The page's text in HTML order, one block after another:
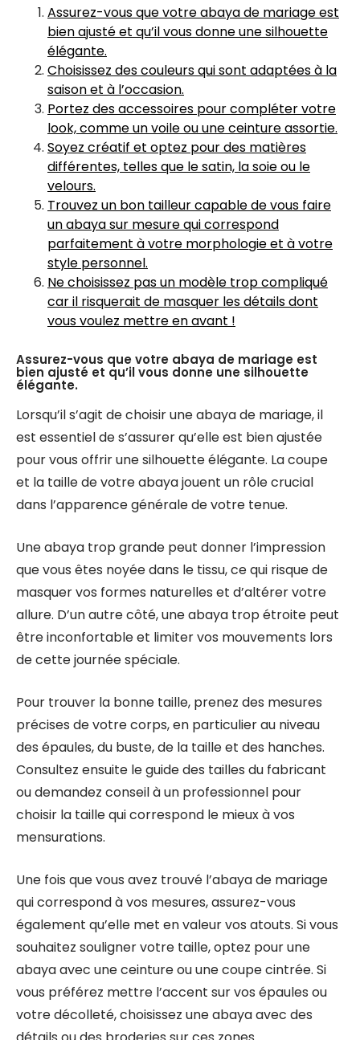
Assurez-vous que votre abaya de mariage est
bien ajusté et qu’il vous donne une silhouette
élégante.
Choisissez des couleurs qui sont adaptées à la
saison et à l’occasion.
Portez des accessoires pour compléter votre
look, comme un voile ou une ceinture assortie.
Soyez créatif et optez pour des matières
différentes, telles que le satin, la soie ou le
velours.
Trouvez un bon tailleur capable de vous faire
un abaya sur mesure qui correspond
parfaitement à votre morphologie et à votre
style personnel.
Ne choisissez pas un modèle trop compliqué
car il risquerait de masquer les détails dont
vous voulez mettre en avant !
Assurez-vous que votre abaya de mariage est
bien ajusté et qu’il vous donne une silhouette
élégante.
Lorsqu’il s’agit de choisir une abaya de mariage, il
est essentiel de s’assurer qu’elle est bien ajustée
pour vous offrir une silhouette élégante. La coupe
et la taille de votre abaya jouent un rôle crucial
dans l’apparence générale de votre tenue.
Une abaya trop grande peut donner l’impression
que vous êtes noyée dans le tissu, ce qui risque de
masquer vos formes naturelles et d’altérer votre
allure. D’un autre côté, une abaya trop étroite peut
être inconfortable et limiter vos mouvements lors
de cette journée spéciale.
Pour trouver la bonne taille, prenez des mesures
précises de votre corps, en particulier au niveau
des épaules, du buste, de la taille et des hanches.
Consultez ensuite le guide des tailles du fabricant
ou demandez conseil à un professionnel pour
choisir la taille qui correspond le mieux à vos
mensurations.
Une fois que vous avez trouvé l’abaya de mariage
qui correspond à vos mesures, assurez-vous
également qu’elle met en valeur vos atouts. Si vous
souhaitez souligner votre taille, optez pour une
abaya avec une ceinture ou une coupe cintrée. Si
vous préférez mettre l’accent sur vos épaules ou
votre décolleté, choisissez une abaya avec des